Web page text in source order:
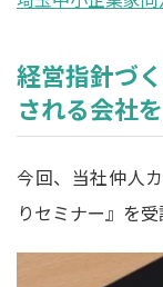
経営指針づ
される会社
今回、当社仲人
りセミナー』を受